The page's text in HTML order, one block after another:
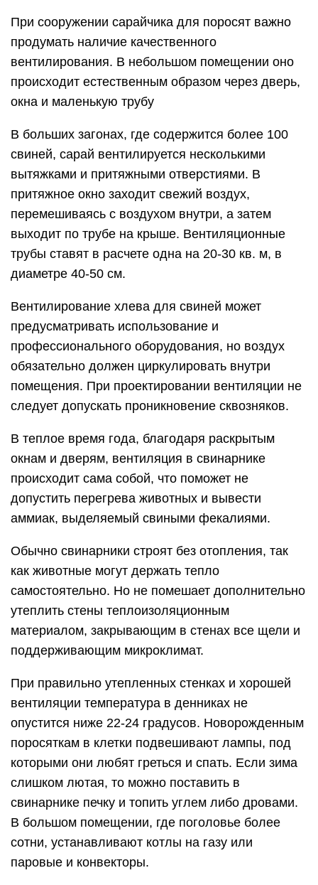
При сооружении сарайчика для поросят важно
продумать наличие качественного
вентилирования. В небольшом помещении оно
происходит естественным образом через дверь,
окна и маленькую трубу
В больших загонах, где содержится более 100
свиней, сарай вентилируется несколькими
вытяжками и притяжными отверстиями. В
притяжное окно заходит свежий воздух,
перемешиваясь с воздухом внутри, а затем
выходит по трубе на крыше. Вентиляционные
трубы ставят в расчете одна на 20-30 кв. м, в
диаметре 40-50 см.
Вентилирование хлева для свиней может
предусматривать использование и
профессионального оборудования, но воздух
обязательно должен циркулировать внутри
помещения. При проектировании вентиляции не
следует допускать проникновение сквозняков.
В теплое время года, благодаря раскрытым
окнам и дверям, вентиляция в свинарнике
происходит сама собой, что поможет не
допустить перегрева животных и вывести
аммиак, выделяемый свиными фекалиями.
Обычно свинарники строят без отопления, так
как животные могут держать тепло
самостоятельно. Но не помешает дополнительно
утеплить стены теплоизоляционным
материалом, закрывающим в стенах все щели и
поддерживающим микроклимат.
При правильно утепленных стенках и хорошей
вентиляции температура в денниках не
опустится ниже 22-24 градусов. Новорожденным
поросяткам в клетки подвешивают лампы, под
которыми они любят греться и спать. Если зима
слишком лютая, то можно поставить в
свинарнике печку и топить углем либо дровами.
В большом помещении, где поголовье более
сотни, устанавливают котлы на газу или
паровые и конвекторы.